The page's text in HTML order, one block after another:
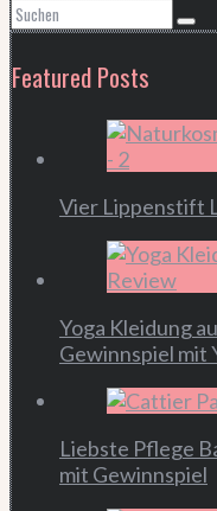
Featured Posts
Vier Lippenstift
Yoga Kleidung
Gewinnspiel mit
Liebste Pflege
mit Gewinnspiel